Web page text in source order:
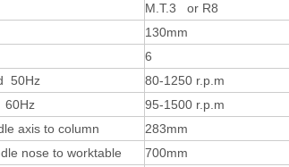
M.T.3 or R8
130mm
6
50Hz 80-1250 r.p.m
95-1500 r.p.m
axis to column 283mm
nose to worktable 700mm